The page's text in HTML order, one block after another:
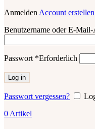
Anmelden Account erstellen
Benutzername oder E-Mail-
Passwort *Erforderlich
Log in
Passwort vergessen?
0 Artikel